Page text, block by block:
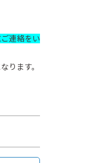
連絡をい
ります。